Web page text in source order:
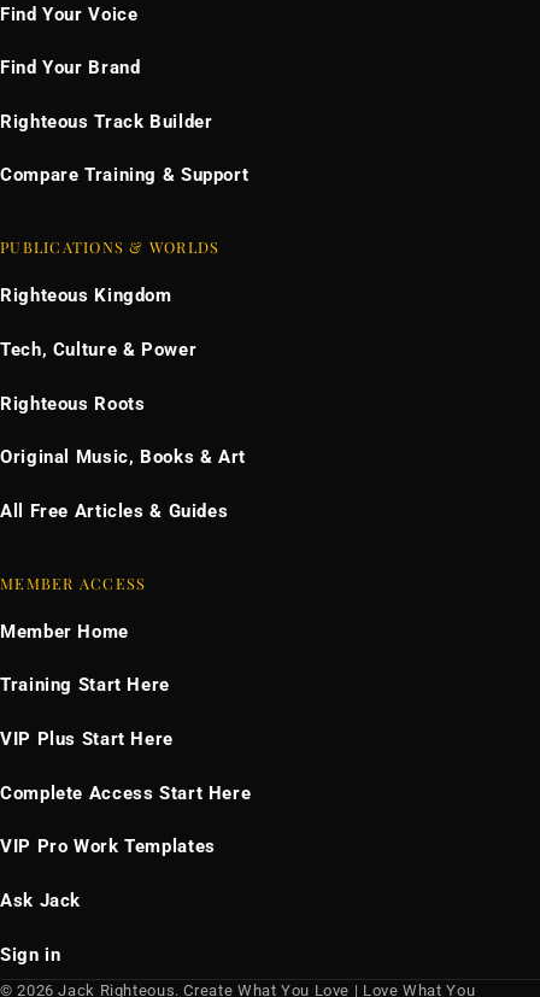
Find Your Voice
Find Your Brand
Righteous Track Builder
Compare Training & Support
PUBLICATIONS & WORLDS
Righteous Kingdom
Tech, Culture & Power
Righteous Roots
Original Music, Books & Art
All Free Articles & Guides
MEMBER ACCESS
Member Home
Training Start Here
VIP Plus Start Here
Complete Access Start Here
VIP Pro Work Templates
Ask Jack
Sign in
© 2026 Jack Righteous. Create What You Love | Love What You